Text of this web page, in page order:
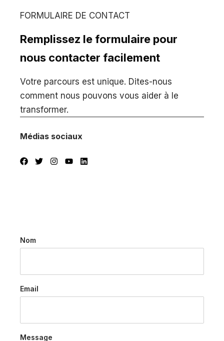
FORMULAIRE DE CONTACT
Remplissez le formulaire pour
nous contacter facilement
Votre parcours est unique. Dites-nous
comment nous pouvons vous aider à le
transformer.
Médias sociaux
Nom
Email
Message